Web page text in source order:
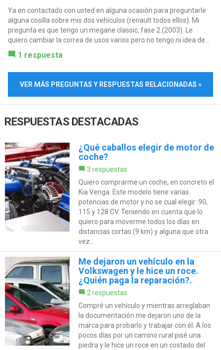
Ya en contactado con usted en alguna ocasión para preguntarle
alguna cosilla sobre mis dos vehículos (renault todos ellos). Mi
pregunta es que tengo un megane classic, fase 2.(2003). Le
quiero cambiar la correa de usos varios pero no tengo ni idea de...
1 respuesta
VER MÁS PREGUNTAS Y RESPUESTAS RELACIONADAS »
RESPUESTAS DESTACADAS
¿Qué caballos elegir de motor de
coche?
3 respuestas
Quiero comprarme un coche, en concreto el
Kia Venga. Este modelo tiene varias
potencias de motor y no se cual elegir: 90,
115 y 128 CV. Teniendo en cuenta que lo
quiero para moverme todos los días en
distancias cortas (9 km) y alguna que otra
vez...
Me dejaron un vehículo en la
Volkswagen y le hice un roce.
¿Quién paga la reparación?.
2 respuestas
Compré un vehículo y mientras arreglaban
la documentación me dejaron uno de la
marca para probarlo y trabajar con él. A los
pocos días por un camino rural pisé una
piedra y le hice un roce en un costado del